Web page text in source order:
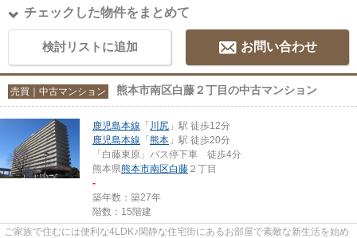
チェックした物件をまとめて
検討リストに追加 お問い合わせ
売買｜中古マンション 熊本市南区白藤２丁目の中古マンション
鹿児島本線 「 川尻 」駅 徒歩12分
鹿児島本線 「 熊本 」駅 徒歩20分
「白藤東原」バス停下車 徒歩4分
熊本県熊本市南区白藤 ２丁目
-
築年数：築27年
階数：15階建
ご家族で住むには便利な4LDK♪閑静な住宅街にあるお部屋で素敵な新生活を始め